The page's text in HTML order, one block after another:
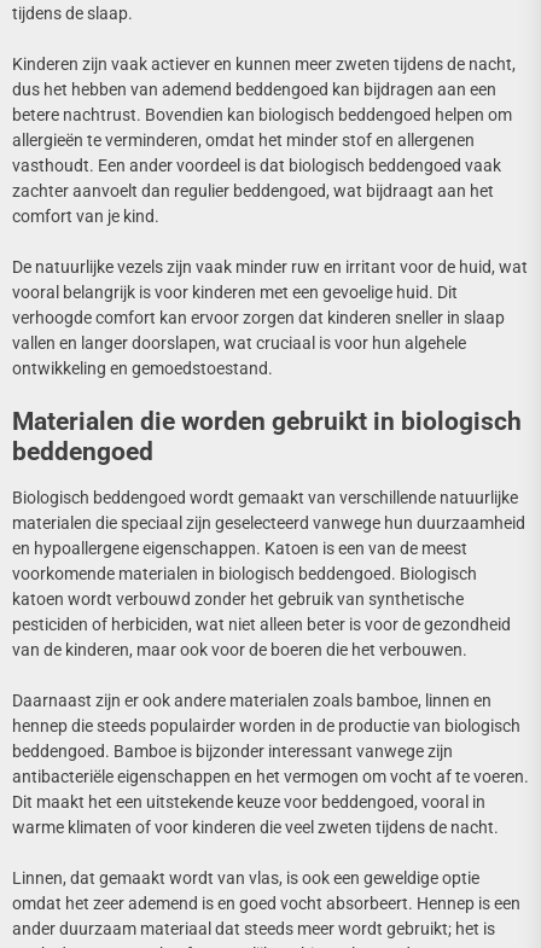
tijdens de slaap.
Kinderen zijn vaak actiever en kunnen meer zweten tijdens de nacht,
dus het hebben van ademend beddengoed kan bijdragen aan een
betere nachtrust. Bovendien kan biologisch beddengoed helpen om
allergieën te verminderen, omdat het minder stof en allergenen
vasthoudt. Een ander voordeel is dat biologisch beddengoed vaak
zachter aanvoelt dan regulier beddengoed, wat bijdraagt aan het
comfort van je kind.
De natuurlijke vezels zijn vaak minder ruw en irritant voor de huid, wat
vooral belangrijk is voor kinderen met een gevoelige huid. Dit
verhoogde comfort kan ervoor zorgen dat kinderen sneller in slaap
vallen en langer doorslapen, wat cruciaal is voor hun algehele
ontwikkeling en gemoedstoestand.
Materialen die worden gebruikt in biologisch
beddengoed
Biologisch beddengoed wordt gemaakt van verschillende natuurlijke
materialen die speciaal zijn geselecteerd vanwege hun duurzaamheid
en hypoallergene eigenschappen. Katoen is een van de meest
voorkomende materialen in biologisch beddengoed. Biologisch
katoen wordt verbouwd zonder het gebruik van synthetische
pesticiden of herbiciden, wat niet alleen beter is voor de gezondheid
van de kinderen, maar ook voor de boeren die het verbouwen.
Daarnaast zijn er ook andere materialen zoals bamboe, linnen en
hennep die steeds populairder worden in de productie van biologisch
beddengoed. Bamboe is bijzonder interessant vanwege zijn
antibacteriële eigenschappen en het vermogen om vocht af te voeren.
Dit maakt het een uitstekende keuze voor beddengoed, vooral in
warme klimaten of voor kinderen die veel zweten tijdens de nacht.
Linnen, dat gemaakt wordt van vlas, is ook een geweldige optie
omdat het zeer ademend is en goed vocht absorbeert. Hennep is een
ander duurzaam materiaal dat steeds meer wordt gebruikt; het is